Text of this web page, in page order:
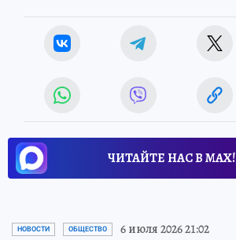
ЧИТАЙТЕ НАС В МАХ!
НОВОСТИ ОБЩЕСТВО 6 июля 2026 21:02